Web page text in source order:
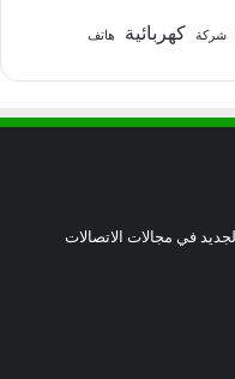
شركة كهربائية هاتف
في مجالات الاتصالات